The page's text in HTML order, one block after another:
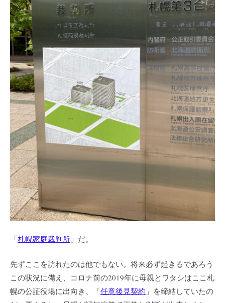
「札幌家庭裁判所 」だ。
先ずここを訪れたのは他でもない。将来必ず起きるであろう
この状況に備え、コロナ前の2019年に母親とワタシはここ札
幌の公証役場に出向き、「任意後見契約 」を締結していたの